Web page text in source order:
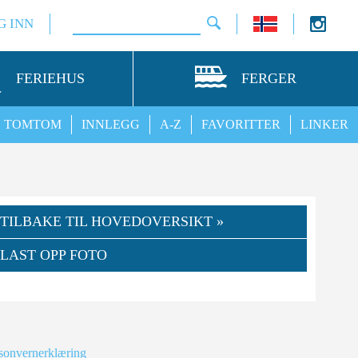
INN
FERIEHUS FERGER
LINKER
FAVORITTER
A-Z
INNLEGG
TOMTOM
TILBAKE TIL HOVEDOVERSIKT »
LAST OPP FOTO